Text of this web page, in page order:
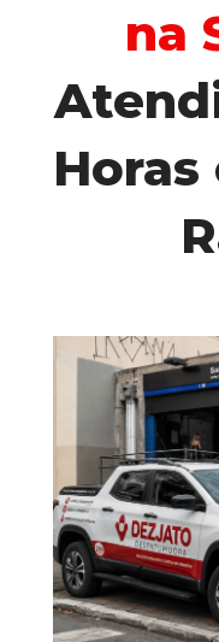
na
Horas